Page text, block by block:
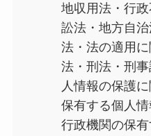
地収用法・行
訟法・地方自
法・法の適用
法・刑法・刑
人情報の保護
保有する個人
行政機関の保